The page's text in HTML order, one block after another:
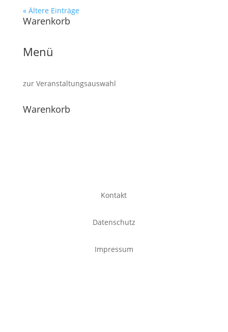
« Ältere Einträge
Warenkorb
Menü
zur Veranstaltungsauswahl
Warenkorb
Kontakt
Datenschutz
Impressum